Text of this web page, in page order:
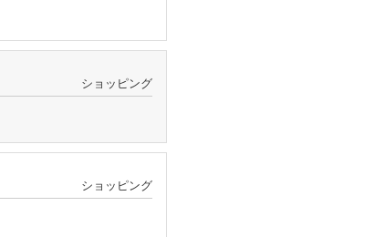
ショッピング
ショッピング